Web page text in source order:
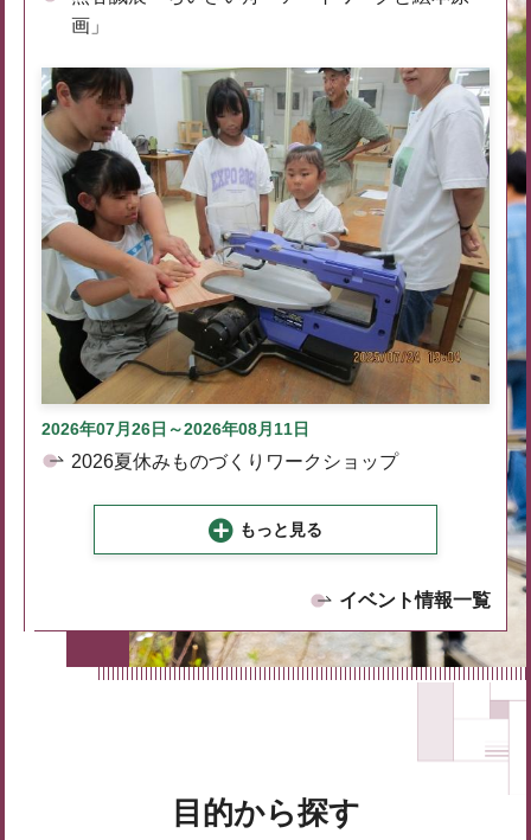
画」
2026年07月26日～2026年08月11日
2026夏休みものづくりワークショップ
もっと見る
イベント情報一覧
目的から探す